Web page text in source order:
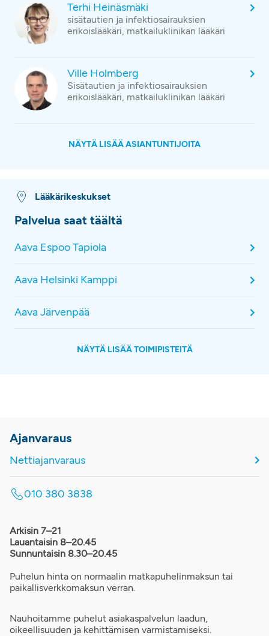
Terhi Heinäsmäki
sisätautien ja infektiosairauksien
erikoislääkäri, matkailuklinikan lääkäri
Ville Holmberg
Sisätautien ja infektiosairauksien
erikoislääkäri, matkailuklinikan lääkäri
NÄYTÄ LISÄÄ ASIANTUNTIJOITA
Lääkärikeskukset
Palvelua saat täältä
Aava Espoo Tapiola
Aava Helsinki Kamppi
Aava Järvenpää
NÄYTÄ LISÄÄ TOIMIPISTEITÄ
Ajanvaraus
Nettiajanvaraus
010 380 3838
Arkisin 7–21
Lauantaisin 8–20.45
Sunnuntaisin 8.30–20.45
Puhelun hinta on normaalin matkapuhelinmaksun tai
paikallisverkkomaksun verran.
Nauhoitamme puhelut asiakaspalvelun laadun,
oikeellisuuden ja kehittämisen varmistamiseksi.